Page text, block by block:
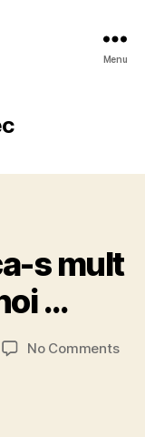
Menu
s mult
…
No Commentson